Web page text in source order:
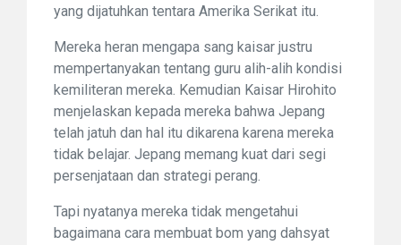
yang dijatuhkan tentara Amerika Serikat itu.
Mereka heran mengapa sang kaisar justru
mempertanyakan tentang guru alih-alih kondisi
kemiliteran mereka. Kemudian Kaisar Hirohito
menjelaskan kepada mereka bahwa Jepang
telah jatuh dan hal itu dikarena karena mereka
tidak belajar. Jepang memang kuat dari segi
persenjataan dan strategi perang.
Tapi nyatanya mereka tidak mengetahui
bagaimana cara membuat bom yang dahsyat